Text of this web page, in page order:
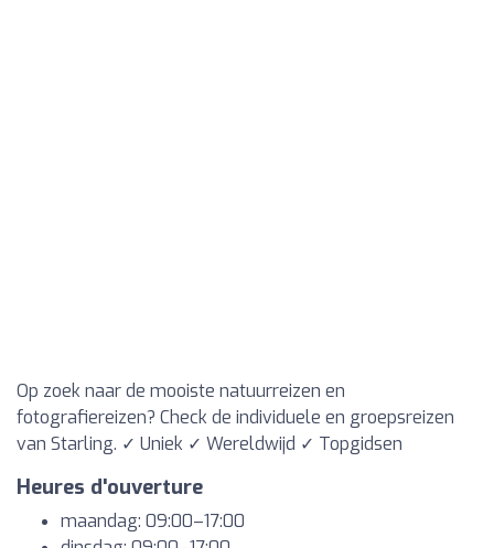
Op zoek naar de mooiste natuurreizen en
fotografiereizen? Check de individuele en groepsreizen
van Starling. ✓ Uniek ✓ Wereldwijd ✓ Topgidsen
Heures d'ouverture
maandag: 09:00–17:00